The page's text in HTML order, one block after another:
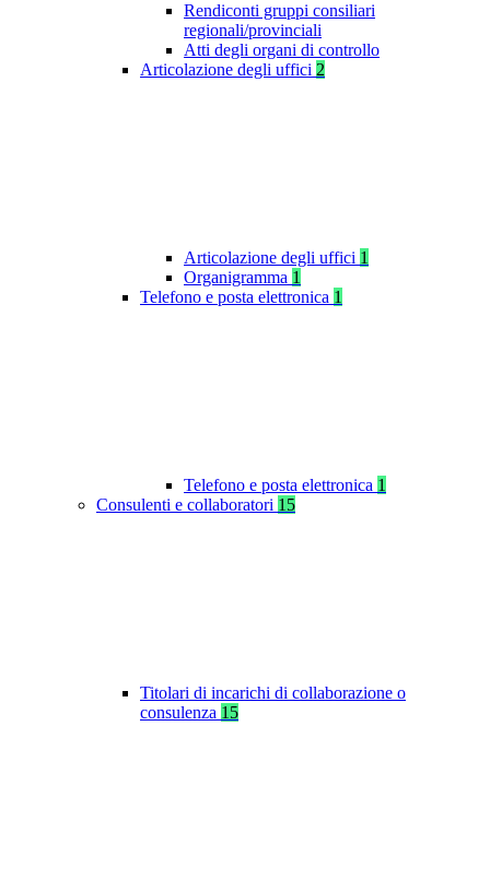
Rendiconti gruppi consiliari
regionali/provinciali
Atti degli organi di controllo
Articolazione degli uffici 2
Articolazione degli uffici 1
Organigramma 1
Telefono e posta elettronica 1
Telefono e posta elettronica 1
Consulenti e collaboratori 15
Titolari di incarichi di collaborazione o
consulenza 15